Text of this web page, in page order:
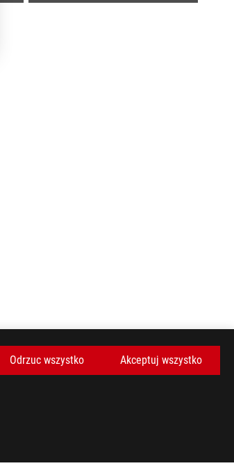
Odrzuc wszystko Akceptuj wszystko
ZAREJESTRUJ SIĘ